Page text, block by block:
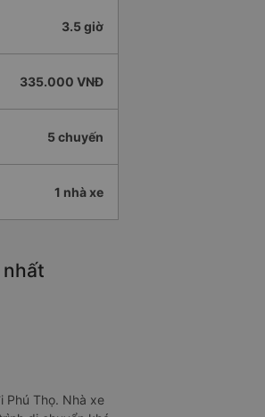
3.5 giờ
335.000 VNĐ
5 chuyến
1 nhà xe
Phú Thọ. Nhà xe